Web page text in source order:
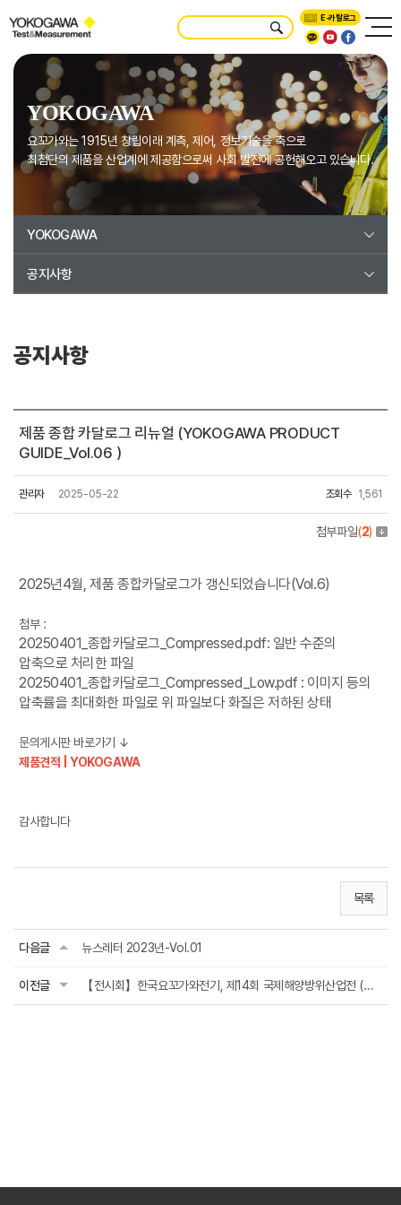
E-카탈로그
YOKOGAWA
요꼬가와는 1915년 창립이래 계측, 제어, 정보기술을 축으로
최첨단의 제품을 산업계에 제공함으로써 사회 발전에 공헌해오고 있습니다.
YOKOGAWA
공지사항
공지사항
제품 종합 카달로그 리뉴얼 (YOKOGAWA PRODUCT
GUIDE_Vol.06 )
관리자 2025-05-22 조회수 1,561
첨부파일(2)
2025년4월, 제품 종합카달로그가 갱신되었습니다(Vol.6)
첨부 :
20250401_종합카달로그_Compressed.pdf: 일반 수준의
압축으로 처리한 파일
20250401_종합카달로그_Compressed_Low.pdf : 이미지 등의
압축률을 최대화한 파일로 위 파일보다 화질은 저하된 상태
문의게시판 바로가기 ↓
제품견적 | YOKOGAWA
감사합니다
목록
다음글 뉴스레터 2023년-Vol.01
이전글 【전시회】한국요꼬가와전기, 제14회 국제해양방위산업전 (MADEX 2025) 참가